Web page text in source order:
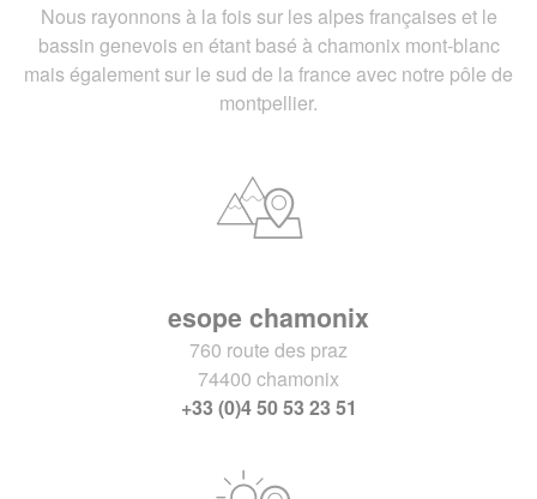
Nous rayonnons à la fois sur les alpes françaises et le
bassin genevois en étant basé à chamonix mont-blanc
mais également sur le sud de la france avec notre pôle de
montpellier.
esope chamonix
760 route des praz
74400 chamonix
+33 (0)4 50 53 23 51